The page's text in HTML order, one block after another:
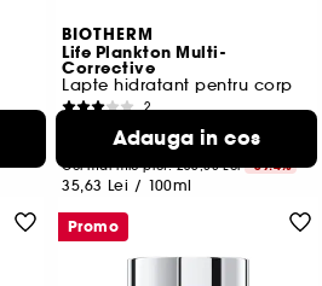
BIOTHERM
Life Plankton Multi-
Corrective
Lapte hidratant pentru corp
2
142,50 Lei
Cel mai mic pret:235,00 Lei -39.4%
35,63 Lei / 100ml
Adauga in cos
Promo